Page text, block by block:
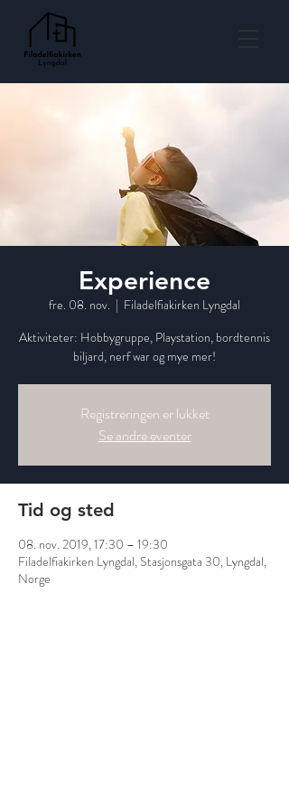
Experience
fre. 08. nov.
  |
Filadelfiakirken Lyngdal
Aktiviteter: Hobbygruppe, Playstation, bordtennis
Registreringen er lukket
Se andre eventer
Tid og sted
08. nov. 2019, 17:30 – 19:30
Filadelfiakirken Lyngdal, Stasjonsgata 30, Lyngdal,
Norge